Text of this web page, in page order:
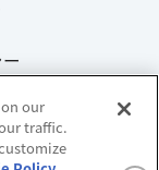
トマップ
our
traffic.